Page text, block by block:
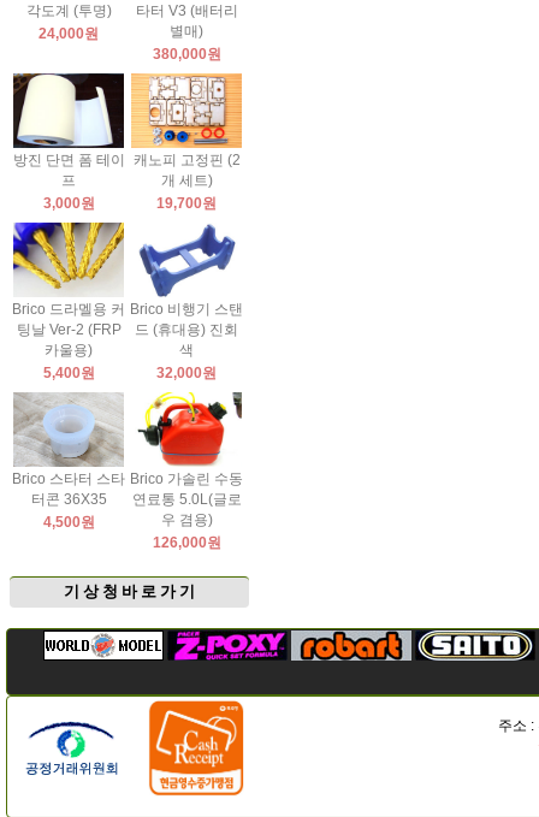
각도계 (투명)
24,000원
타터 V3 (배터리
별매)
380,000원
방진 단면 폼 테이
프
3,000원
캐노피 고정핀 (2
개 세트)
19,700원
Brico 드라멜용 커
팅날 Ver-2 (FRP
카울용)
5,400원
Brico 비행기 스탠
드 (휴대용) 진회
색
32,000원
Brico 스타터 스타
터콘 36X35
4,500원
Brico 가솔린 수동
연료통 5.0L(글로
우 겸용)
126,000원
기 상 청 바 로 가 기
주소